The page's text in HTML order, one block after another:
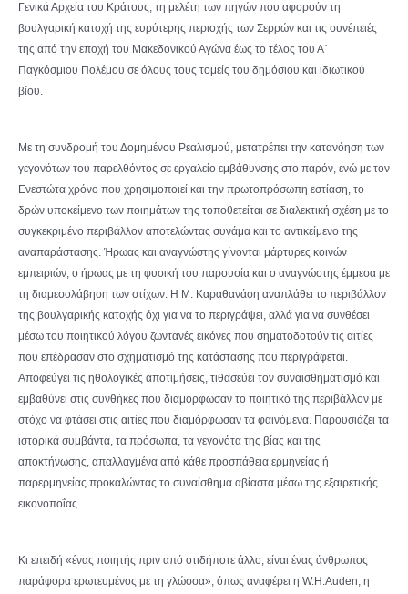
Γενικά Αρχεία του Κράτους, τη μελέτη των πηγών που αφορούν τη
βουλγαρική κατοχή της ευρύτερης περιοχής των Σερρών και τις συνέπειές
της από την εποχή του Μακεδονικού Αγώνα έως το τέλος του Α΄
Παγκόσμιου Πολέμου σε όλους τους τομείς του δημόσιου και ιδιωτικού
βίου.
Με τη συνδρομή του Δομημένου Ρεαλισμού, μετατρέπει την κατανόηση των
γεγονότων του παρελθόντος σε εργαλείο εμβάθυνσης στο παρόν, ενώ με τον
Ενεστώτα χρόνο που χρησιμοποιεί και την πρωτοπρόσωπη εστίαση, το
δρών υποκείμενο των ποιημάτων της τοποθετείται σε διαλεκτική σχέση με το
συγκεκριμένο περιβάλλον αποτελώντας συνάμα και το αντικείμενο της
αναπαράστασης. Ήρωας και αναγνώστης γίνονται μάρτυρες κοινών
εμπειριών, ο ήρωας με τη φυσική του παρουσία και ο αναγνώστης έμμεσα με
τη διαμεσολάβηση των στίχων. Η Μ. Καραθανάση αναπλάθει το περιβάλλον
της βουλγαρικής κατοχής όχι για να το περιγράψει, αλλά για να συνθέσει
μέσω του ποιητικού λόγου ζωντανές εικόνες που σηματοδοτούν τις αιτίες
που επέδρασαν στο σχηματισμό της κατάστασης που περιγράφεται.
Αποφεύγει τις ηθολογικές αποτιμήσεις, τιθασεύει τον συναισθηματισμό και
εμβαθύνει στις συνθήκες που διαμόρφωσαν το ποιητικό της περιβάλλον με
στόχο να φτάσει στις αιτίες που διαμόρφωσαν τα φαινόμενα. Παρουσιάζει τα
ιστορικά συμβάντα, τα πρόσωπα, τα γεγονότα της βίας και της
αποκτήνωσης, απαλλαγμένα από κάθε προσπάθεια ερμηνείας ή
παρερμηνείας προκαλώντας το συναίσθημα αβίαστα μέσω της εξαιρετικής
εικονοποΐας
Κι επειδή «ένας ποιητής πριν από οτιδήποτε άλλο, είναι ένας άνθρωπος
παράφορα ερωτευμένος με τη γλώσσα», όπως αναφέρει η W.H.Auden, η